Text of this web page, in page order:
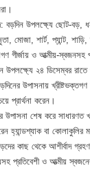
বড়দিন উপলক্ষ্যে ছোট-বড়,
মোজা, শার্ট, প্যান্ট,
গীর্জায় ও আত্মীয়-স্বজনসহ
উপলক্ষ্যে ২৪ ডিসেম্বর রাতে
উপাসনায়
প্রার্থনা করেন।
উপাসনা শেষ করে
হ্যান্ডশ্যাক বা
কাছ থেকে আশীর্বাদ
প্রতিবেশী ও আত্মীয়